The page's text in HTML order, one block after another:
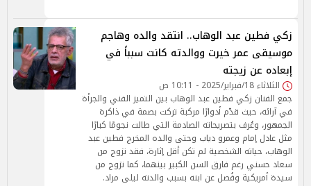
زكي فطين عبد الوهاب.. انتقد والده وهاجم
موسيقى عمر خيرت ووالدته كانت سبباً في
إبعاده عن زيجته
الثلاثاء 18/فبراير/2025 - 10:11 ص
جمع الفنان زكي فطين عبد الوهاب بين التميز الفني والجرأة
في آرائه، حيث قدّم أدوارًا مركبة تركت بصمة في ذاكرة
الجمهور، وعُرف بتصريحاته الصادمة التي طالت نجومًا كبارًا
مثل عادل إمام وعمرو دياب وحتى والده المخرج فطين عبد
الوهاب، حياته الشخصية لم تكن أقل إثارة، فقد تزوج من
سعاد حسني رغم فارق السن الكبير بينهما، كما تزوج من
سيدة أمريكية وفُصل عن ابنه بسبب والدته ليلى مراد.